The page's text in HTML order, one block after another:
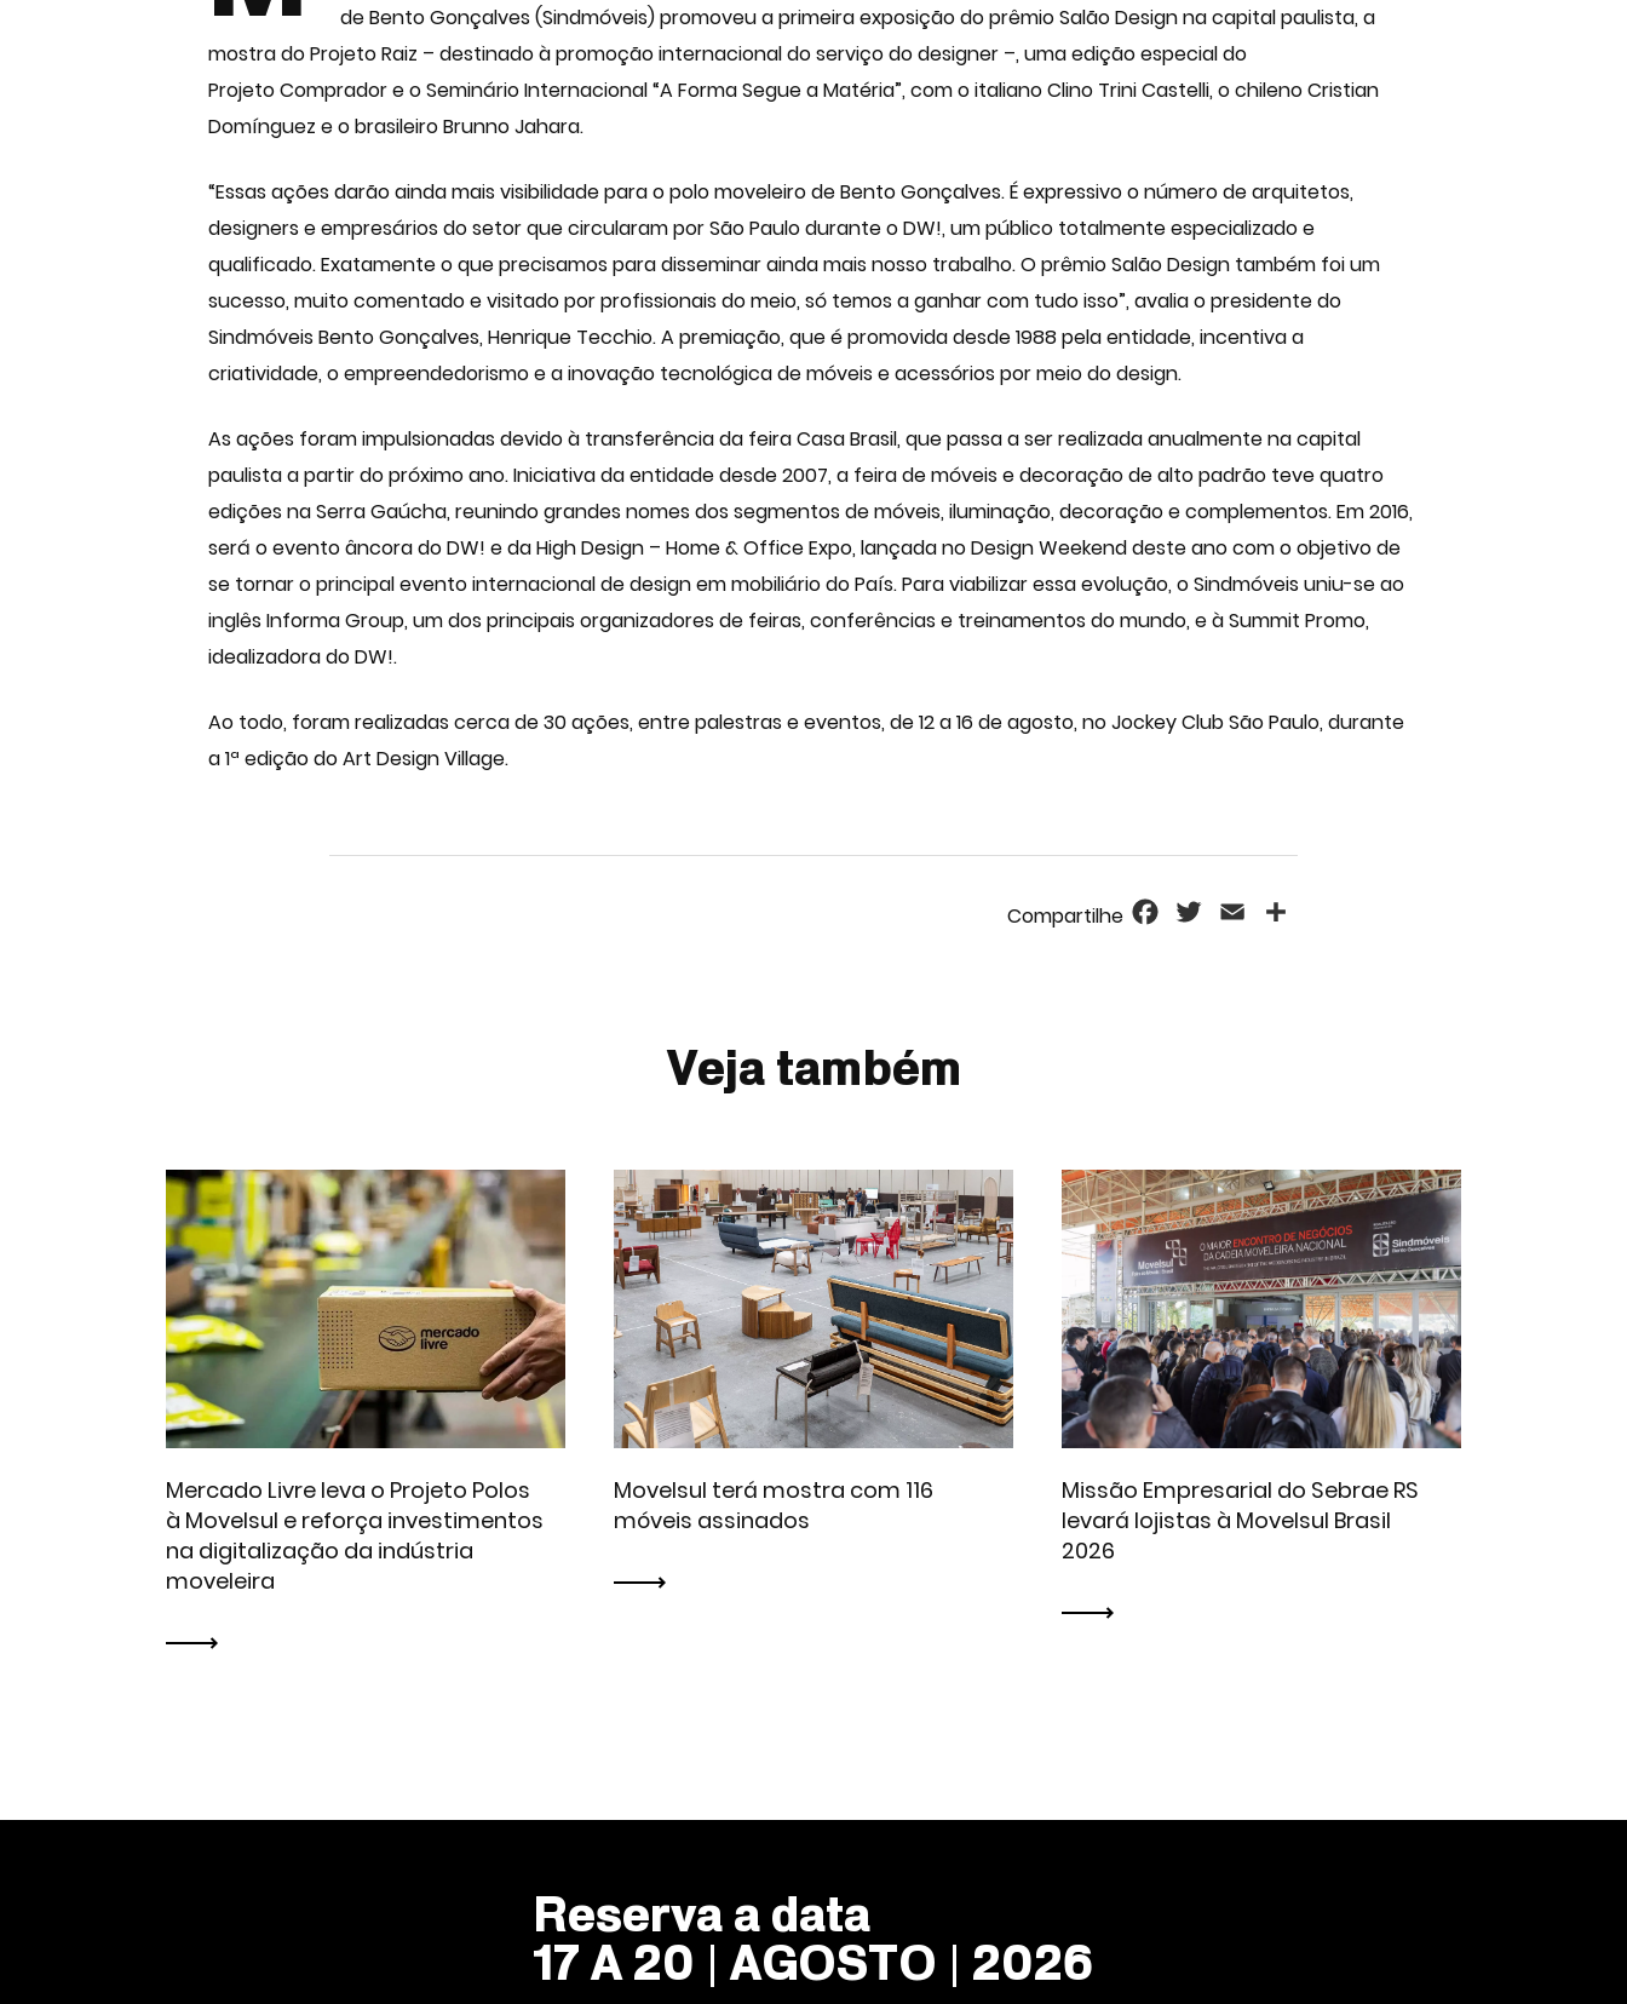
de Bento Gonçalves (Sindmóveis) promoveu a primeira exposição do prêmio Salão Design na capital paulista, a
mostra do Projeto Raiz – destinado à promoção internacional do serviço do designer –, uma edição especial do
Projeto Comprador e o Seminário Internacional “A Forma Segue a Matéria”, com o italiano Clino Trini Castelli, o chileno Cristian
Domínguez e o brasileiro Brunno Jahara.
“Essas ações darão ainda mais visibilidade para o polo moveleiro de Bento Gonçalves. É expressivo o número de arquitetos,
designers e empresários do setor que circularam por São Paulo durante o DW!, um público totalmente especializado e
qualificado. Exatamente o que precisamos para disseminar ainda mais nosso trabalho. O prêmio Salão Design também foi um
sucesso, muito comentado e visitado por profissionais do meio, só temos a ganhar com tudo isso”, avalia o presidente do
Sindmóveis Bento Gonçalves, Henrique Tecchio. A premiação, que é promovida desde 1988 pela entidade, incentiva a
criatividade, o empreendedorismo e a inovação tecnológica de móveis e acessórios por meio do design.
As ações foram impulsionadas devido à transferência da feira Casa Brasil, que passa a ser realizada anualmente na capital
paulista a partir do próximo ano. Iniciativa da entidade desde 2007, a feira de móveis e decoração de alto padrão teve quatro
edições na Serra Gaúcha, reunindo grandes nomes dos segmentos de móveis, iluminação, decoração e complementos. Em 2016,
será o evento âncora do DW! e da High Design – Home & Office Expo, lançada no Design Weekend deste ano com o objetivo de
se tornar o principal evento internacional de design em mobiliário do País. Para viabilizar essa evolução, o Sindmóveis uniu-se ao
inglês Informa Group, um dos principais organizadores de feiras, conferências e treinamentos do mundo, e à Summit Promo,
idealizadora do DW!.
Ao todo, foram realizadas cerca de 30 ações, entre palestras e eventos, de 12 a 16 de agosto, no Jockey Club São Paulo, durante
a 1ª edição do Art Design Village.
FacebookTwitterEmail
Veja também
Mercado Livre leva o Projeto Polos
à Movelsul e reforça investimentos
na digitalização da indústria
moveleira
Movelsul terá mostra com 116
móveis assinados
Missão Empresarial do Sebrae RS
levará lojistas à Movelsul Brasil
2026
Reserva a data
17 A 20 | AGOSTO | 2026